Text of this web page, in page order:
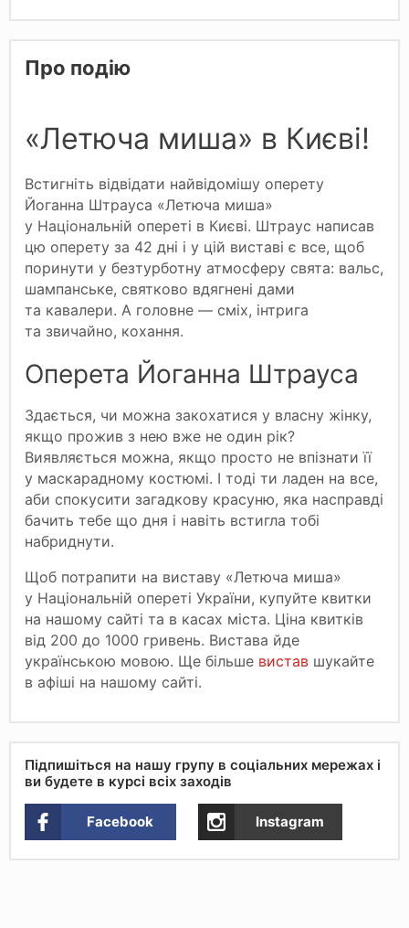
Про подію
«Летюча миша» в Києві!
Встигніть відвідати найвідомішу оперету
Йоганна Штрауса «Летюча миша»
у Національній опереті в Києві. Штраус написав
цю оперету за 42 дні і у цій виставі є все, щоб
поринути у безтурботну атмосферу свята: вальс,
шампанське, святково вдягнені дами
та кавалери. А головне — сміх, інтрига
та звичайно, кохання.
Оперета Йоганна Штрауса
Здається, чи можна закохатися у власну жінку,
якщо прожив з нею вже не один рік?
Виявляється можна, якщо просто не впізнати її
у маскарадному костюмі. І тоді ти ладен на все,
аби спокусити загадкову красуню, яка насправді
бачить тебе що дня і навіть встигла тобі
набриднути.
Щоб потрапити на виставу «Летюча миша»
у Національній опереті України, купуйте квитки
на нашому сайті та в касах міста. Ціна квитків
від 200 до 1000 гривень. Вистава йде
українською мовою. Ще більше вистав шукайте
в афіші на нашому сайті.
Підпишіться на нашу групу в соціальних мережах і
ви будете в курсі всіх заходів
Facebook Instagram